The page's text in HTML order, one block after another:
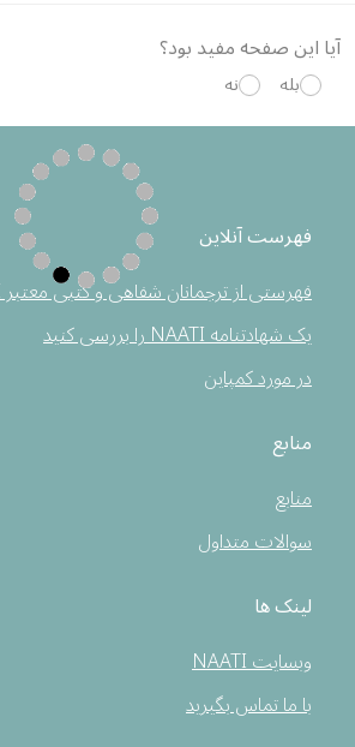
آیا این صفحه مفید بود؟
بله نه
فهرست آنلاین
فهرستی از ترجمانان شفاهی و کتبی معتبر NAATI
یک شهادتنامه NAATI را بررسی کنید
در مورد کمپاین
منابع
منابع
سوالات متداول
لینک ها
وبسایت NAATI
با ما تماس بگیرید